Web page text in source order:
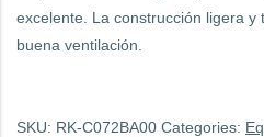
excelente. La construcción ligera
buena ventilación.
SKU: RK-C072BA00 Categories: